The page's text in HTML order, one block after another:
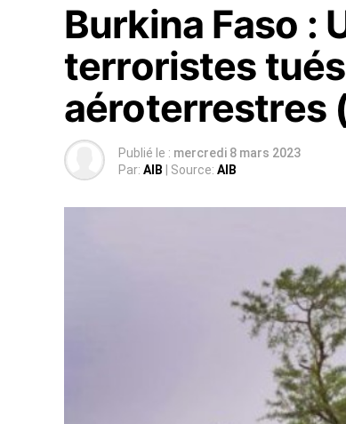
Burkina Faso :
terroristes
aéroterrestres
Publié le : mercredi 8 mars 2023
Par: AIB | Source: AIB